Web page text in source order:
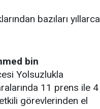
bazıları yıllarca
bin
Yolsuzlukla
11 prens ile 4
görevlerinden el